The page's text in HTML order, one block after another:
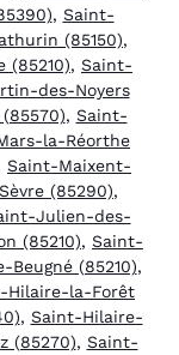
, Saint-
(85150),
(85210), Saint-
des-Noyers
, Saint-
la-Réorthe
Saint-Maixent-
(85290),
Julien-des-
(85210), Saint-
(85210),
Hilaire-la-Forêt
, Saint-Hilaire-
(85270), Saint-